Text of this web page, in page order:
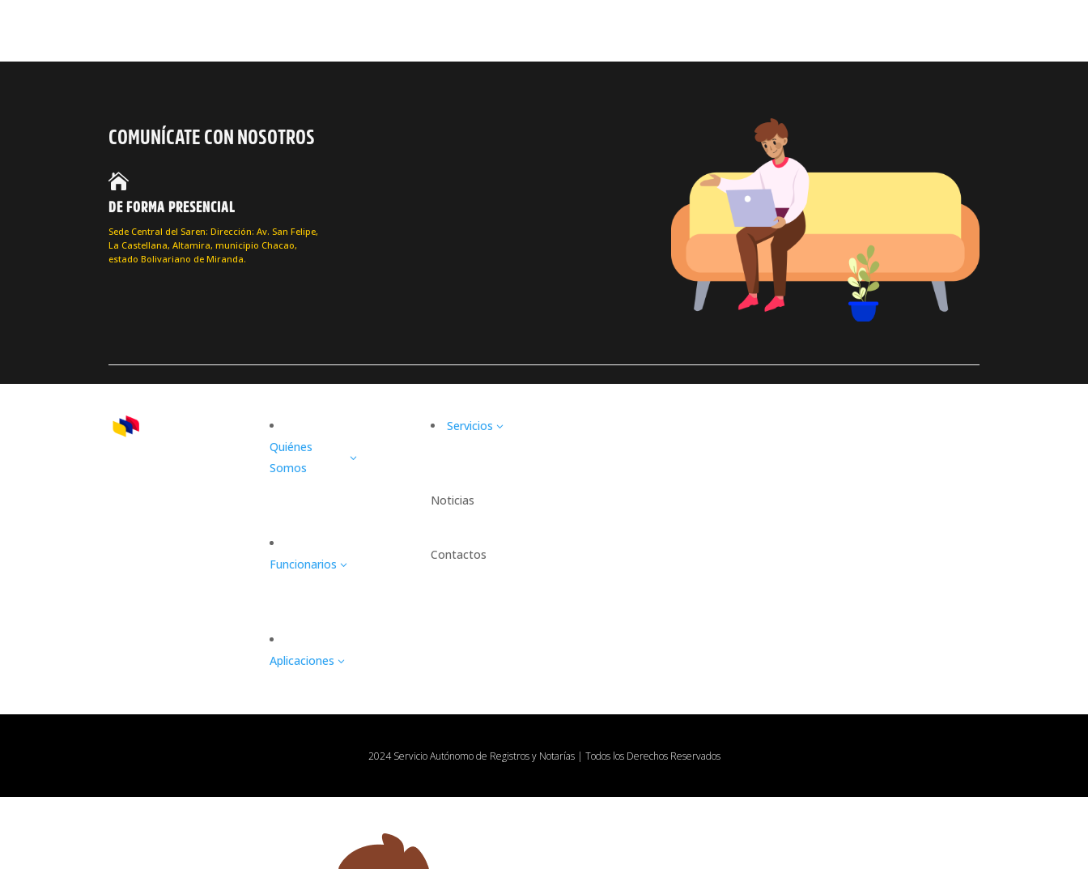
COMUNÍCATE CON NOSOTROS

DE FORMA PRESENCIAL
Sede Central del Saren: Dirección: Av. San Felipe,
La Castellana, Altamira, municipio Chacao,
estado Bolivariano de Miranda.
Quiénes
Somos
3
Funcionarios 3
Aplicaciones 3
Servicios 3
Noticias
Contactos
2024 Servicio Autónomo de Registros y Notarías | Todos los Derechos Reservados